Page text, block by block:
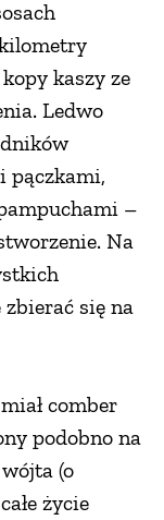
kilometry
kaszy ze
Ledwo
pączkami,
–
Na
zbierać się na
comber
podobno na
(o
życie